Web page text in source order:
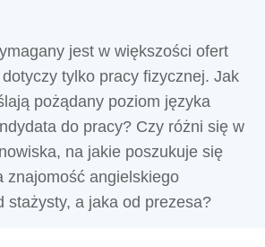
jest w większości ofert
tylko pracy fizycznej. Jak
pożądany poziom języka
do pracy? Czy różni się w
na jakie poszukuje się
znajomość angielskiego
stażysty, a jaka od prezesa?